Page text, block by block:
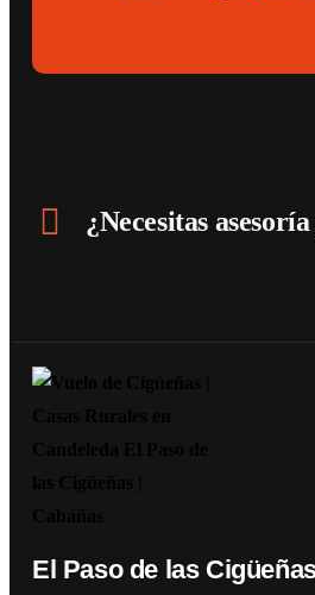
¿Necesitas
El Paso de las